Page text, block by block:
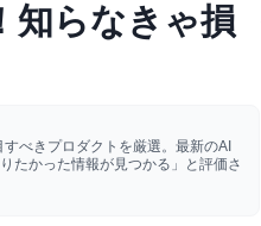
知らなきゃ損
べきプロダクトを厳選。最新のAI
たかった情報が見つかる」と評価さ